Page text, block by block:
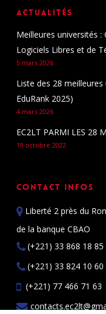
Actualités
Meilleures universités :
Logiciels Libres et de
5 mars 2026
Liste des 28
EduRank 2025)
4 mars 2026
EC2LT PARMI LES 28
19 octobre 2022
Contact Infos
Liberté 2 près du
de la banque CBAO
(+221) 33 868 18 85
(+221) 33 824 10 60
(+221) 77 466 71 63